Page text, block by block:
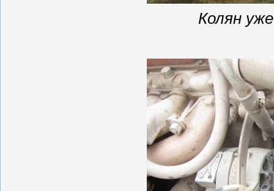
Колян